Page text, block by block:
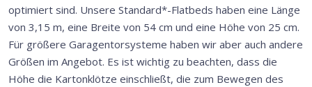
optimiert sind. Unsere Standard*-Flatbeds haben eine Länge
von 3,15 m, eine Breite von 54 cm und eine Höhe von 25 cm.
Für größere Garagentorsysteme haben wir aber auch andere
Größen im Angebot. Es ist wichtig zu beachten, dass die
Höhe die Kartonklötze einschließt, die zum Bewegen des